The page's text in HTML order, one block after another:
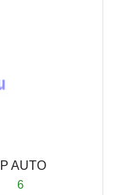
AUTO
6